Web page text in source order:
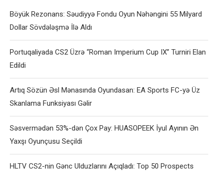
Böyük Rezonans: Səudiyyə Fondu Oyun Nəhəngini 55 Milyard
Dollar Sövdələşmə İlə Aldı
Portuqaliyada CS2 Üzrə “Roman Imperium Cup IX” Turniri Elan
Edildi
Artıq Sözün Əsl Mənasında Oyundasan: EA Sports FC-yə Üz
Skanlama Funksiyası Gəlir
Səsvermədən 53%-dən Çox Pay: HUASOPEEK İyul Ayının Ən
Yaxşı Oyunçusu Seçildi
HLTV CS2-nin Gənc Ulduzlarını Açıqladı: Top 50 Prospects